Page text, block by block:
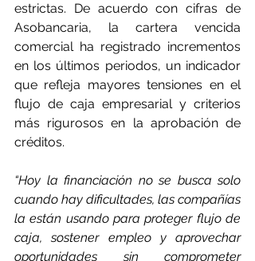
estrictas. De acuerdo con cifras de
Asobancaria, la cartera vencida
comercial ha registrado incrementos
en los últimos periodos, un indicador
que refleja mayores tensiones en el
flujo de caja empresarial y criterios
más rigurosos en la aprobación de
créditos.
“Hoy la financiación no se busca solo
cuando hay dificultades, las compañías
la están usando para proteger flujo de
caja, sostener empleo y aprovechar
oportunidades sin comprometer